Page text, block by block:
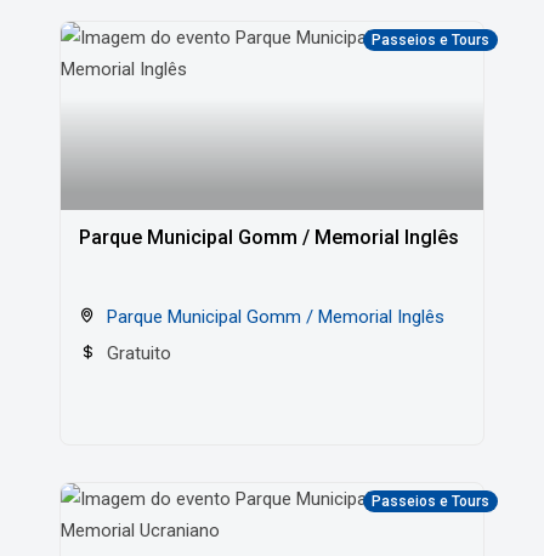
Passeios e Tours
Parque Municipal Gomm / Memorial Inglês
Parque Municipal Gomm / Memorial Inglês
Gratuito
Passeios e Tours